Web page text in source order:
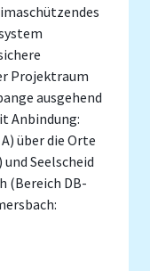
Projektraum
ausgehend
Anbindung:
über die Orte
Seelscheid
(Bereich DB-